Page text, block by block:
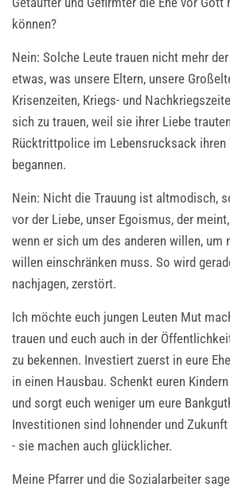
können?
Nein: Solche Leute trauen nicht mehr
etwas, was unsere Eltern, unsere
Krisenzeiten, Kriegs- und
sich zu trauen, weil sie ihrer Liebe
Rücktrittpolice im Lebensrucksack ihren
begannen.
Nein: Nicht die Trauung ist altmodisch,
vor der Liebe, unser Egoismus, der
wenn er sich um des anderen willen, um
willen einschränken muss. So wird
nachjagen, zerstört.
Ich möchte euch jungen Leuten Mut
trauen und euch auch in der
zu bekennen. Investiert zuerst in eure
in einen Hausbau. Schenkt euren
und sorgt euch weniger um eure
Investitionen sind lohnender und Zukunft
- sie machen auch glücklicher.
Meine Pfarrer und die Sozialarbeiter